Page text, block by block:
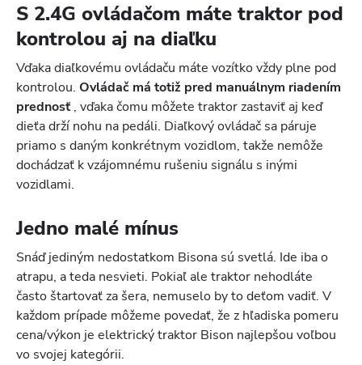
S 2.4G ovládačom máte traktor pod
kontrolou aj na diaľku
Vďaka diaľkovému ovládaču máte vozítko vždy plne pod
kontrolou. Ovládač má totiž pred manuálnym riadením
prednosť , vďaka čomu môžete traktor zastaviť aj keď
dieťa drží nohu na pedáli. Diaľkový ovládač sa páruje
priamo s daným konkrétnym vozidlom, takže nemôže
dochádzať k vzájomnému rušeniu signálu s inými
vozidlami.
Jedno malé mínus
Snáď jediným nedostatkom Bisona sú svetlá. Ide iba o
atrapu, a teda nesvieti. Pokiaľ ale traktor nehodláte
často štartovať za šera, nemuselo by to deťom vadiť. V
každom prípade môžeme povedať, že z hľadiska pomeru
cena/výkon je elektrický traktor Bison najlepšou voľbou
vo svojej kategórii.